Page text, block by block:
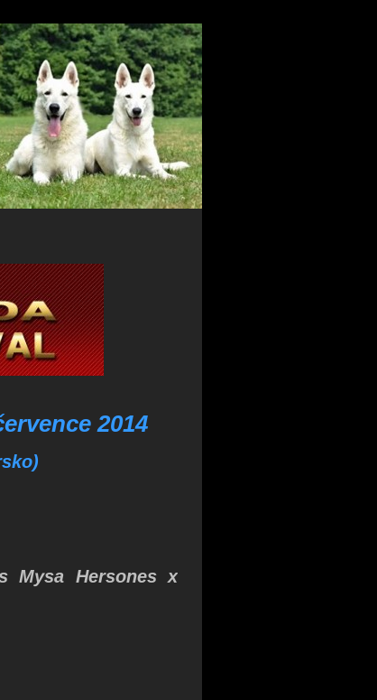
2014
Mysa Hersones x